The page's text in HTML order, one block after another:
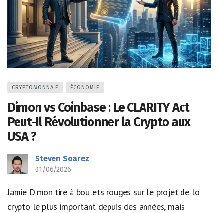
CRYPTOMONNAIE ÉCONOMIE
Dimon vs Coinbase : Le CLARITY Act
Peut-Il Révolutionner la Crypto aux
USA ?
Steven Soarez
01/06/2026
Jamie Dimon tire à boulets rouges sur le projet de loi
crypto le plus important depuis des années, mais